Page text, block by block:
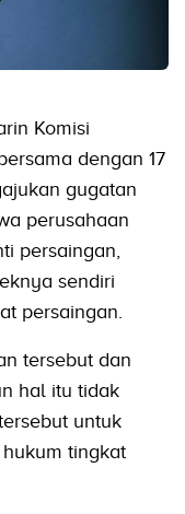
Komisi
dengan 17
gugatan
perusahaan
persaingan,
sendiri
persaingan.
tersebut dan
hal itu tidak
untuk
tingkat